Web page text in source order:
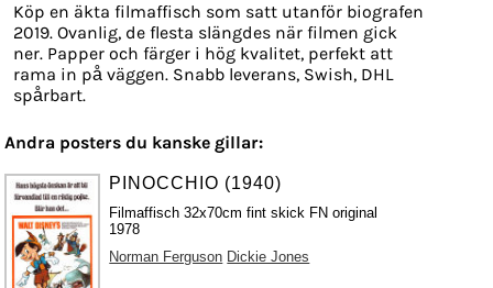
Köp en äkta filmaffisch som satt utanför biografen
2019. Ovanlig, de flesta slängdes när filmen gick
ner. Papper och färger i hög kvalitet, perfekt att
rama in på väggen. Snabb leverans, Swish, DHL
spårbart.
Andra posters du kanske gillar:
PINOCCHIO (1940)
Filmaffisch 32x70cm fint skick FN original
1978
Norman Ferguson Dickie Jones